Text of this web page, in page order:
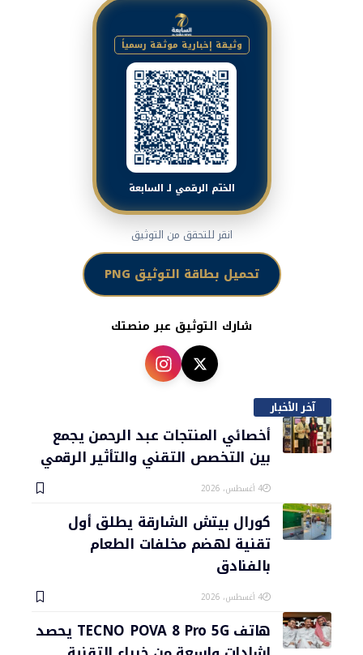
وثيقة إخبارية موثقة رسمياً
الختم الرقمي لـ السابعة
انقر للتحقق من التوثيق
تحميل بطاقة التوثيق PNG
شارك التوثيق عبر منصتك
آخر الأخبار
أخصائي المنتجات عبد الرحمن يجمع
بين التخصص التقني والتأثير الرقمي
4 أغسطس، 2026
كورال بيتش الشارقة يطلق أول
تقنية لهضم مخلفات الطعام
بالفنادق
4 أغسطس، 2026
هاتف TECNO POVA 8 Pro 5G يحصد